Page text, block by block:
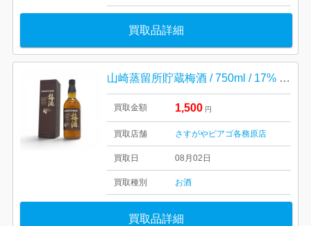
買取品詳細
山崎蒸留所貯蔵梅酒 / 750ml / 17% / お酒 / 山崎 / 梅酒 / 未開栓
買取金額 1,500 円
買取店舗 さすがやピアゴ各務原店
買取日 08月02日
買取種別 お酒
買取品詳細